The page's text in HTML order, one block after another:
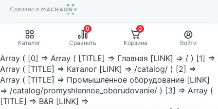
Сделано в
Machaon
Каталог
0
Сравнить
0
Корзина
Войти
Array ( [0] => Array ( [TITLE] => Главная [LINK] => / ) [1] =>
Array ( [TITLE] => Каталог [LINK] => /catalog/ ) [2] =>
Array ( [TITLE] => Промышленное оборудование [LINK]
=> /catalog/promyshlennoe_oborudovanie/ ) [3] => Array (
[TITLE] => B&R [LINK] =>